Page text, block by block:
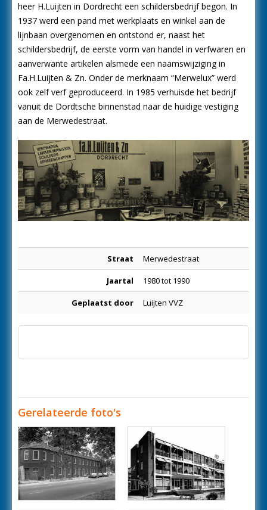
heer H.Luijten in Dordrecht een schildersbedrijf begon. In
1937 werd een pand met werkplaats en winkel aan de
lijnbaan overgenomen en ontstond er, naast het
schildersbedrijf, de eerste vorm van handel in verfwaren en
aanverwante artikelen alsmede een naamswijziging in
Fa.H.Luijten & Zn. Onder de merknaam “Merwelux” werd
ook zelf verf geproduceerd. In 1985 verhuisde het bedrijf
vanuit de Dordtsche binnenstad naar de huidige vestiging
aan de Merwedestraat.
Straat Merwedestraat
Jaartal 1980 tot 1990
Geplaatst door Luijten VVZ
Gerelateerde foto's